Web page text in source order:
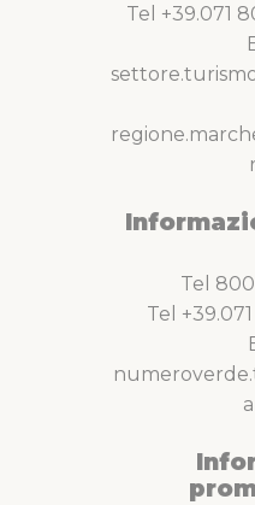
Tel +39.071
Tel
Tel